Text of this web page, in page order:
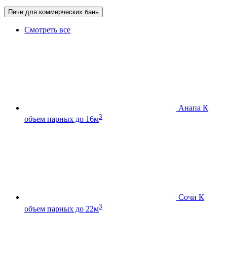
Печи для коммерческих бань
Смотреть все
Анапа К
объем парных до 16м3
Сочи К
объем парных до 22м3